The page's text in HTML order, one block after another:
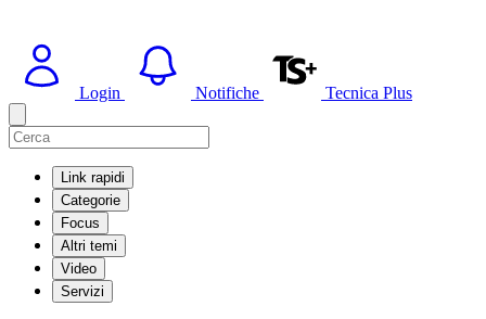
Login Notifiche Tecnica Plus
Link rapidi
Categorie
Focus
Altri temi
Video
Servizi